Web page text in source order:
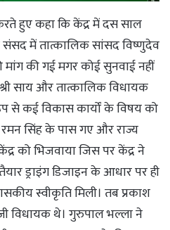
हुए कहा कि केंद्र में दस साल
में तात्कालिक सांसद विष्णुदेव
मांग की गई मगर कोई सुनवाई नहीं
साय और तात्कालिक विधायक
से कई विकास कार्यों के विषय को
रमन सिंह के पास गए और राज्य
को भिजवाया जिस पर केंद्र ने
ड्राइंग डिजाइन के आधार पर ही
स्वीकृति मिली। तब प्रकाश
विधायक थे। गुरुपाल भल्ला ने